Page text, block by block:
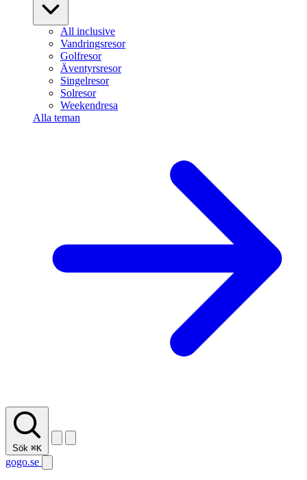
All inclusive
Vandringsresor
Golfresor
Äventyrsresor
Singelresor
Solresor
Weekendresa
Alla teman
Sök ⌘K
gogo.se